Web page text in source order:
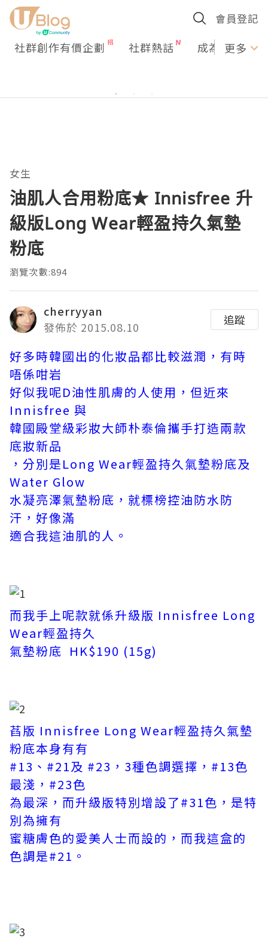
會員登記
社群創作有價企劃 社群熱話 成為U更多
女生
油肌人合用粉底★ Innisfree 升
級版Long Wear輕盈持久氣墊
粉底
瀏覽次數:894
cherryyan
發佈於 2015.08.10
追蹤
好多時韓國出的化妝品都比較滋潤，有時
唔係咁岩
好似我呢D油性肌膚的人使用，但近來
Innisfree 與
韓國殿堂級彩妝大師朴泰倫攜手打造兩款
底妝新品
，分別是Long Wear輕盈持久氣墊粉底及
Water Glow
水凝亮澤氣墊粉底，就標榜控油防水防
汗，好像滿
適合我這油肌的人。
而我手上呢款就係升級版 Innisfree Long
Wear輕盈持久
氣墊粉底 HK$190 (15g)
萏版 Innisfree Long Wear輕盈持久氣墊
粉底本身有有
#13、#21及 #23，3種色調選擇，#13色
最淺，#23色
為最深，而升級版特別增設了#31色，是特
別為擁有
蜜糖膚色的愛美人士而設的，而我這盒的
色調是#21。